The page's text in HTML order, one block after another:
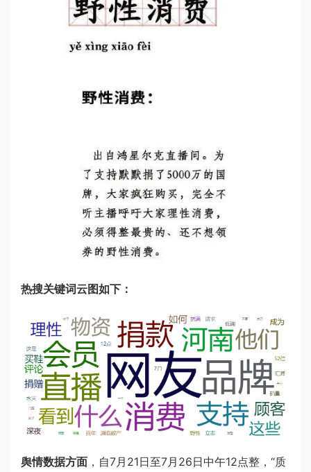
热搜关键词云图如下：
舆情数据方面 ，自7月21日至7月26日中午12点整，“质